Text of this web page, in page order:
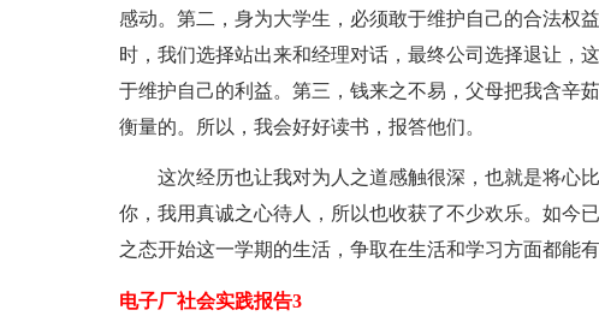
感动。第二，身为大学生，必须敢于维护自己的合法权
时，我们选择站出来和经理对话，最终公司选择退让，
于维护自己的利益。第三，钱来之不易，父母把我含辛
衡量的。所以，我会好好读书，报答他们。
这次经历也让我对为人之道感触很深，也就是将心
你，我用真诚之心待人，所以也收获了不少欢乐。如今
之态开始这一学期的生活，争取在生活和学习方面都能
电子厂社会实践报告3